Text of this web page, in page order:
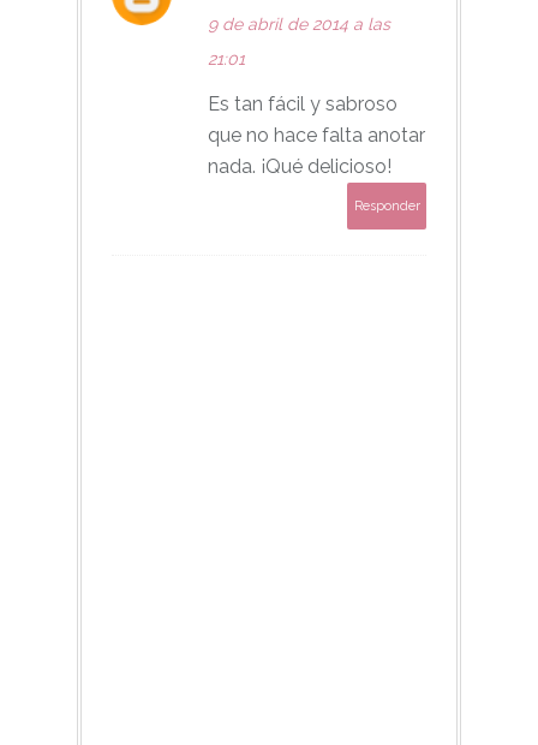
9 de abril de 2014 a las
21:01
Es tan fácil y sabroso
que no hace falta anotar
nada. ¡Qué delicioso!
Responder